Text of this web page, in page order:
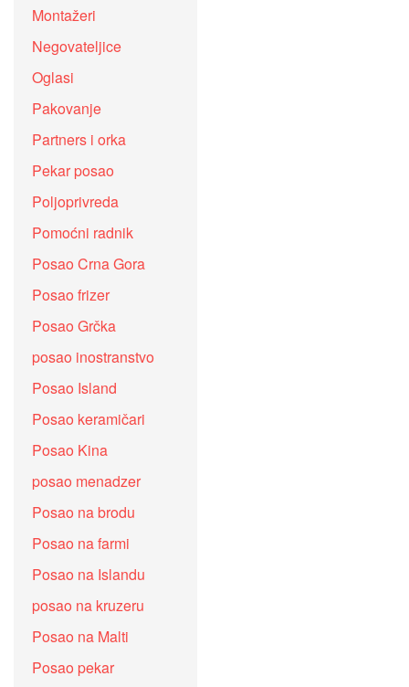
Montažeri
Negovateljice
Oglasi
Pakovanje
Partners i orka
Pekar posao
Poljoprivreda
Pomoćni radnik
Posao Crna Gora
Posao frizer
Posao Grčka
posao inostranstvo
Posao Island
Posao keramičari
Posao Kina
posao menadzer
Posao na brodu
Posao na farmi
Posao na Islandu
posao na kruzeru
Posao na Malti
Posao pekar